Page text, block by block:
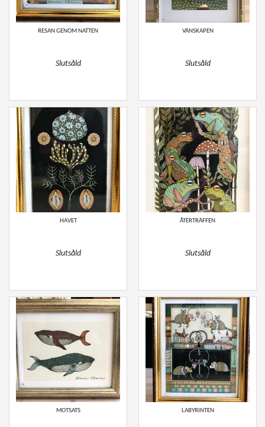
RESAN GENOM NATTEN
Slutsåld
VÄNSKAPEN
Slutsåld
HAVET
Slutsåld
ÅTERTRÄFFEN
Slutsåld
MOTSATS LABYRINTEN